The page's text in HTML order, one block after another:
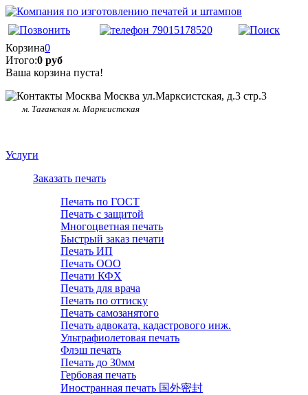
Корзина0
Итого:0 руб
Ваша корзина пуста!
Москва ул.Марксистская, д.3 стр.3
м. Таганская м. Марксистская
Услуги
Заказать печать
Печать по ГОСТ
Печать с защитой
Многоцветная печать
Быстрый заказ печати
Печать ИП
Печать ООО
Печати КФХ
Печать для врача
Печать по оттиску
Печать самозанятого
Печать адвоката, кадастрового инж.
Ультрафиолетовая печать
Флэш печать
Печать до 30мм
Гербовая печать
Иностранная печать 国外密封